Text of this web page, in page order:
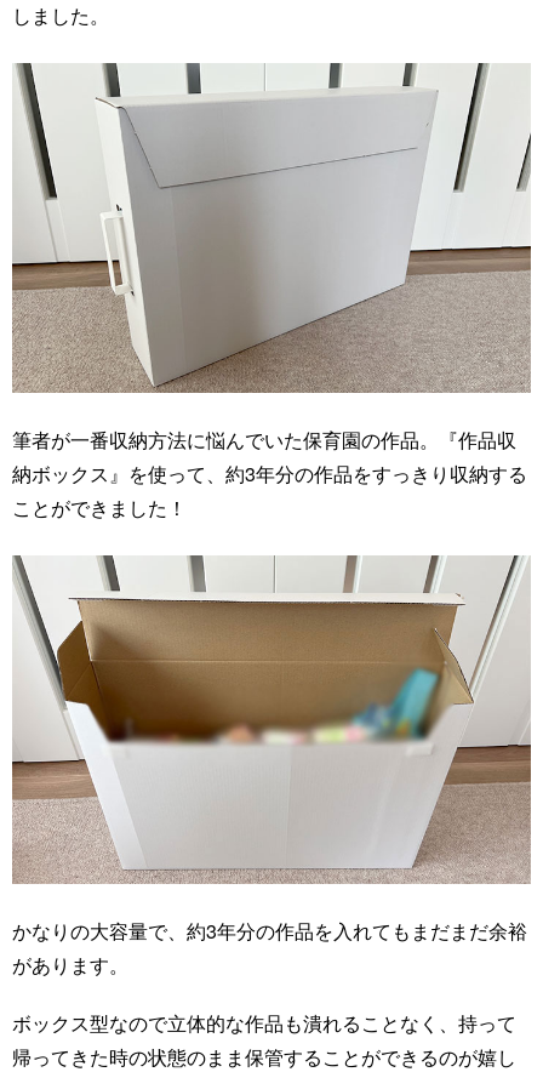
しました。
筆者が一番収納方法に悩んでいた保育園の作品。『作品収
納ボックス』を使って、約3年分の作品をすっきり収納する
ことができました！
かなりの大容量で、約3年分の作品を入れてもまだまだ余裕
があります。
ボックス型なので立体的な作品も潰れることなく、持って
帰ってきた時の状態のまま保管することができるのが嬉し